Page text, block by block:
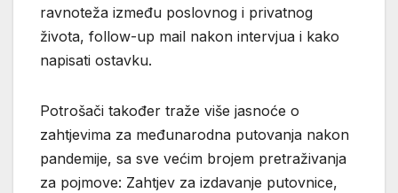
ravnoteža između poslovnog i privatnog
života, follow-up mail nakon intervjua i kako
napisati ostavku.
Potrošači također traže više jasnoće o
zahtjevima za međunarodna putovanja nakon
pandemije, sa sve većim brojem pretraživanja
za pojmove: Zahtjev za izdavanje putovnice,